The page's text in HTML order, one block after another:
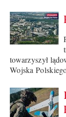
towarzyszył
Wojska